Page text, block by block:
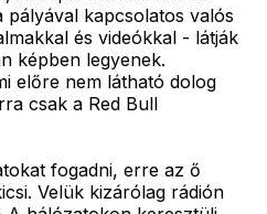
kapcsolatos valós
és videókkal - látják
képben legyenek.
előre nem látható dolog
csak a Red Bull
fogadni, erre az ő
Velük kizárólag rádión